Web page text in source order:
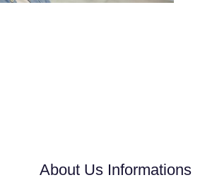
About Us Informations